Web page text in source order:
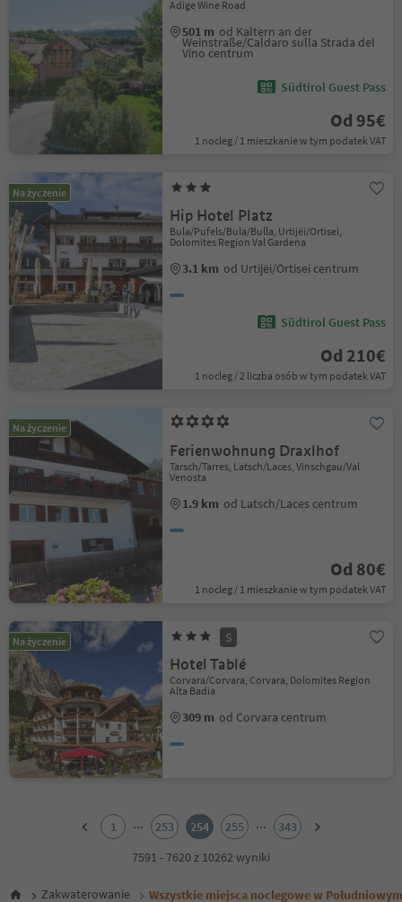
Adige Wine Road
501 m od Kaltern an der
Weinstraße/Caldaro sulla Strada del
Vino centrum
Südtirol Guest Pass
Od 95€
1 nocleg / 1 mieszkanie w tym podatek VAT
Na życzenie
Hip Hotel Platz
Bula/Pufels/Bula/Bulla, Urtijëi/Ortisei,
Dolomites Region Val Gardena
3.1 km od Urtijëi/Ortisei centrum
Südtirol Guest Pass
Od 210€
1 nocleg / 2 liczba osób w tym podatek VAT
Na życzenie
Ferienwohnung Draxlhof
Tarsch/Tarres, Latsch/Laces, Vinschgau/Val
Venosta
1.9 km od Latsch/Laces centrum
Od 80€
1 nocleg / 1 mieszkanie w tym podatek VAT
Na życzenie S
Hotel Tablé
Corvara/Corvara, Corvara, Dolomites Region
Alta Badia
309 m od Corvara centrum
6
1 ... 253 254 255 ...
343
7591 - 7620 z 10262 wyniki
Zakwaterowanie Wszystkie miejsca noclegowe w